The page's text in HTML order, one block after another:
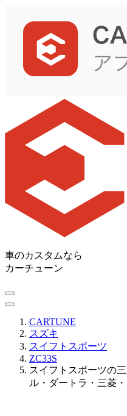
車のカスタムなら
カーチューン
CARTUNE
スズキ
スイフトスポーツ
ZC33S
スイフトスポーツの
ル・ダートラ・三菱